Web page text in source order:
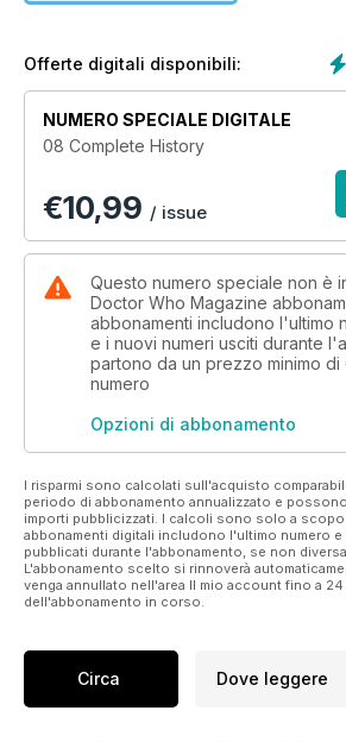
THE SMUGGLERS
THE TENTH PLANET
Earth comes under attack from a
Cybermen from the lost planet,
a dangerous new foe as an old
Offerte digitali disponibili:
NUMERO SPECIALE DIGITALE
08 Complete History
€10,99 / issue
Questo numero speciale non è
Doctor Who Magazine
abbonamenti includono l'ultimo
e i nuovi numeri usciti durante
partono da un prezzo minimo di
numero
Opzioni di abbonamento
I risparmi sono calcolati sull'acquisto
periodo di abbonamento annualizzato e
importi pubblicizzati. I calcoli sono solo a
abbonamenti digitali includono l'ultimo numero
pubblicati durante l'abbonamento, se non
L'abbonamento scelto si rinnoverà
venga annullato nell'area Il mio account fino a
dell'abbonamento in corso.
Circa Dove leggere